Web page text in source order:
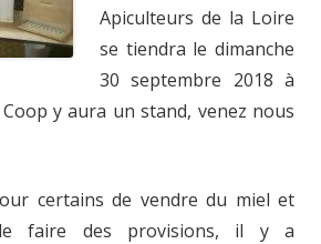
Apiculteurs de la Loire
se tiendra le dimanche
30 septembre 2018 à
y aura un stand, venez nous
certains de vendre du miel et
faire des provisions, il y a